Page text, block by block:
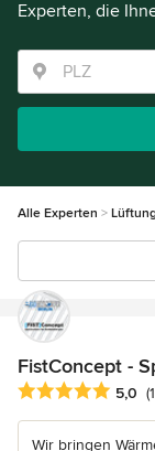
Experten, die
Alle Experten
FistConcept -
Durchschnittliche
5,0
Wir bringen